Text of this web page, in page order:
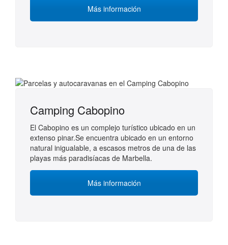
Más información
Camping Cabopino
El Cabopino es un complejo turístico ubicado en un
extenso pinar.Se encuentra ubicado en un entorno
natural inigualable, a escasos metros de una de las
playas más paradisíacas de Marbella.
Más información